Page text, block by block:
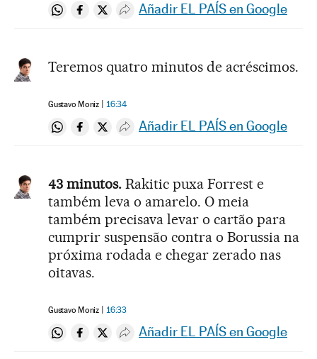
Compartir en Whatsapp
Compartir en Facebook
Compartir en Twitter
Desplegar Redes Sociales
Añadir EL PAÍS en Google
Teremos quatro minutos de acréscimos.
Gustavo Moniz 16:34
Compartir en Whatsapp
Compartir en Facebook
Compartir en Twitter
Desplegar Redes Sociales
Añadir EL PAÍS en Google
43 minutos. Rakitic puxa Forrest e
também leva o amarelo. O meia
também precisava levar o cartão para
cumprir suspensão contra o Borussia na
próxima rodada e chegar zerado nas
oitavas.
Gustavo Moniz 16:33
Compartir en Whatsapp
Compartir en Facebook
Compartir en Twitter
Desplegar Redes Sociales
Añadir EL PAÍS en Google